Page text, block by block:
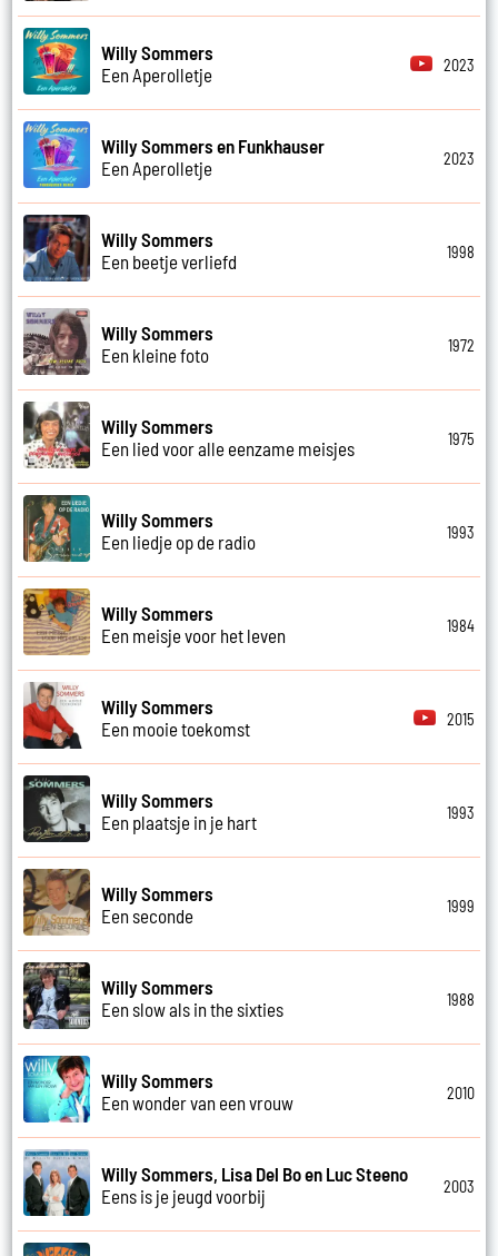
Willy Sommers
Een Aperolletje
2023
Willy Sommers en Funkhauser
Een Aperolletje
2023
Willy Sommers
Een beetje verliefd
1998
Willy Sommers
Een kleine foto
1972
Willy Sommers
Een lied voor alle eenzame meisjes
1975
Willy Sommers
Een liedje op de radio
1993
Willy Sommers
Een meisje voor het leven
1984
Willy Sommers
Een mooie toekomst
2015
Willy Sommers
Een plaatsje in je hart
1993
Willy Sommers
Een seconde
1999
Willy Sommers
Een slow als in the sixties
1988
Willy Sommers
Een wonder van een vrouw
2010
Willy Sommers, Lisa Del Bo en Luc Steeno
Eens is je jeugd voorbij
2003